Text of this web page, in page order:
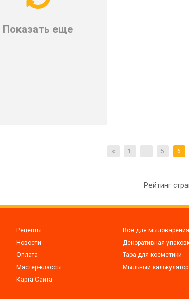
Показать еще
« 1 ... 5 6
Рейтинг
Рецепты
Новости
Оплата
Мастер-классы
Карта Сайта
Все для мыловарения
Декоративная
Тара для косметики
Мыльный калькулятор